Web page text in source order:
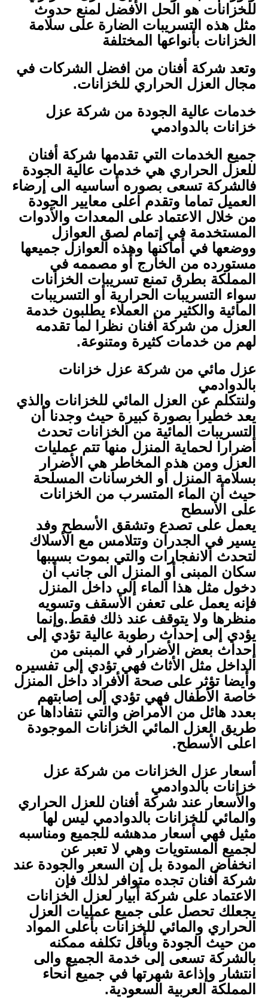
للخزانات هو الحل الأفضل لمنع حدوث
مثل هذه التسريبات الضارة على سلامة
الخزانات بأنواعها المختلفة
وتعد شركة أفنان من افضل الشركات في
مجال العزل الحراري للخزانات.
خدمات عالية الجودة من شركة عزل
خزانات بالدوادمي
جميع الخدمات التي تقدمها شركة أفنان
للعزل الحراري هي خدمات عالية الجودة
فالشركة تسعى بصوره أساسيه الى إرضاء
العميل تماما وتقدم اعلى معايير الجودة
من خلال الاعتماد على المعدات والأدوات
المستخدمة في إتمام لصق العوازل
ووضعها في أماكنها وهذه العوازل جميعها
مستورده من الخارج أو مصممه في
المملكة بطرق تمنع تسريبات الخزانات
سواء التسريبات الحرارية أو التسريبات
المائية والكثير من العملاء يطلبون خدمة
العزل من شركة أفنان نظرا لما تقدمه
لهم من خدمات كثيرة ومتنوعة.
عزل مائي من شركة عزل خزانات
بالدوادمي
ولنتكلم عن العزل المائي للخزانات والذي
يعد خطيرا بصورة كبيرة حيث وجدنا أن
التسريبات المائية من الخزانات تحدث
أضرارا لحماية المنزل منها تتم عمليات
العزل ومن هذه المخاطر هي الأضرار
بسلامة المنزل أو الخرسانات المسلحة
حيث أن الماء المتسرب من الخزانات
على الأسطح
يعمل على تصدع وتشقق الأسطح وفد
يسير في الجدران وتتلامس مع الأسلاك
لتحدث الانفجارات والتي بموت بسببها
سكان المبنى أو المنزل الى جانب أن
دخول مثل هذا الماء إلى داخل المنزل
فإنه يعمل على تعفن الأسقف وتسويه
منظرها ولا يتوقف عند ذلك فقط.وإنما
يؤدي إلى إحداث رطوبة عالية تؤدي إلى
إحداث بعض الأضرار في المبنى من
الداخل مثل الأثاث فهي تؤدي إلى تفسيره
وأيضا تؤثر على صحة الأفراد داخل المنزل
خاصة الأطفال فهي تؤدي إلى إصابتهم
بعدد هائل من الأمراض والتي نتفاداها عن
طريق العزل المائي الخزانات الموجودة
اعلى الأسطح.
أسعار عزل الخزانات من شركة عزل
خزانات بالدوادمي
والأسعار عند شركة أفنان للعزل الحراري
والمائي للخزانات بالدوادمي ليس لها
مثيل فهي أسعار مدهشه للجميع ومناسبه
لجميع المستويات وهي لا تعبر عن
انخفاض المودة بل إن السعر والجودة عند
شركة أفنان تجده متوافر لذلك فإن
الاعتماد على شركة أبيار لعزل الخزانات
يجعلك تحصل على جميع عمليات العزل
الحراري والمائي للخزانات بأعلى المواد
من حيث الجودة وبأقل تكلفه ممكنه
بالشركة تسعى إلى خدمة الجميع والى
انتشار وإذاعة شهرتها في جميع أنحاء
المملكة العربية السعودية.